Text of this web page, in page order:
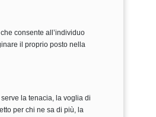
consente all’individuo
il proprio posto nella
la tenacia, la voglia di
per chi ne sa di più, la